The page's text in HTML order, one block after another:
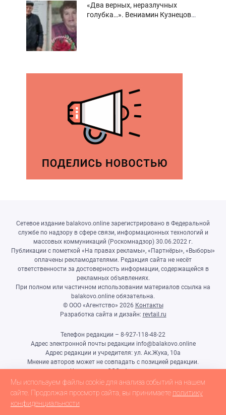
«Два верных, неразлучных
голубка…». Вениамин Кузнецов
Сетевое издание balakovo.online зарегистрировано в Федеральной
службе по надзору в сфере связи, информационных технологий и
массовых коммуникаций (Роскомнадзор) 30.06.2022 г.
Публикации с пометкой «На правах рекламы», «Партнёры», «Выборы»
оплачены рекламодателями. Редакция сайта не несёт
ответственности за достоверность информации, содержащейся в
рекламных объявлениях.
При полном или частичном использовании материалов ссылка на
balakovo.online обязательна.
© ООО «Агентство» 2026 Контакты
Разработка сайта и дизайн: revtail.ru
Телефон редакции – 8-927-118-48-22
Адрес электронной почты редакции info@balakovo.online
Адрес редакции и учредителя: ул. Ак.Жука, 10а
Мнение авторов может не совпадать с позицией редакции.
Учредитель: ООО «Агентство»
Гл.редактор Ивлиева Н.Н.
Настоящий ресурс может содержать материалы 18+
Мы используем файлы cookie для анализа событий на нашем
сайте. Продолжая просмотр сайта, вы принимаете политику
конфиденциальности